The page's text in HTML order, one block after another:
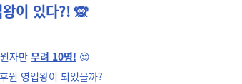
이 있다?! 🙊
자만 무려 10명! 😍
원 영업왕이 되었을까?